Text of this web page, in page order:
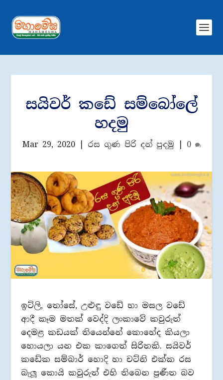
සයිවර් කඩේ සම්බෝලේ
හදමු
Mar 29, 2020| රස ගුණ පිරි දන් පුදමු 0
ඉට්ලි, තෝසේ, උළුඳු වඩේ හා මසල වඩේ
ආදී කෑම මතක් වෙද්දි ලංකාවේ කවුරුත්
දෙමළ කඩයක් තියෙන්නේ කොහේද කියලා
හොයලා යන එක කාගෙත් සිරිතකි. සයිවර්
කඩේක සම්බාර් හොදි හා චට්නි එක්ක රස
බැලූ කොයි කවුරුත් එහි තිබෙන ප්‍රණීත බව